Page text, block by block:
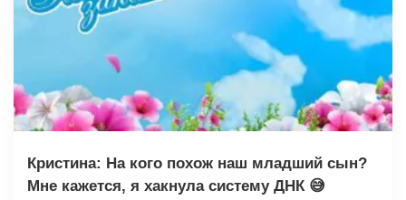
Кристина: На кого похож наш младший сын?
Мне кажется, я хакнула систему ДНК 😅